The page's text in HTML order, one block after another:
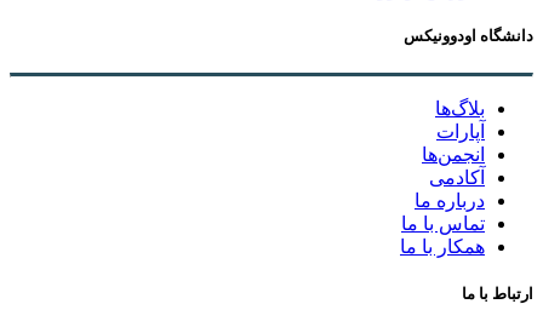
دانشگاه اودوونیکس
بلاگ‌ها
آپارات
انجمن‌ها
آکادمی
درباره ما
تماس با ما
همکار با ما
ارتباط با ما